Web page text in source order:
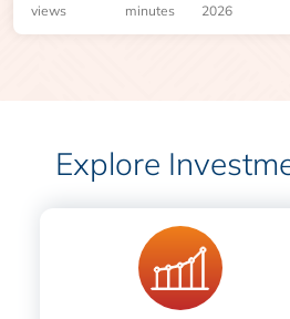
views
minutes
2026
Explore